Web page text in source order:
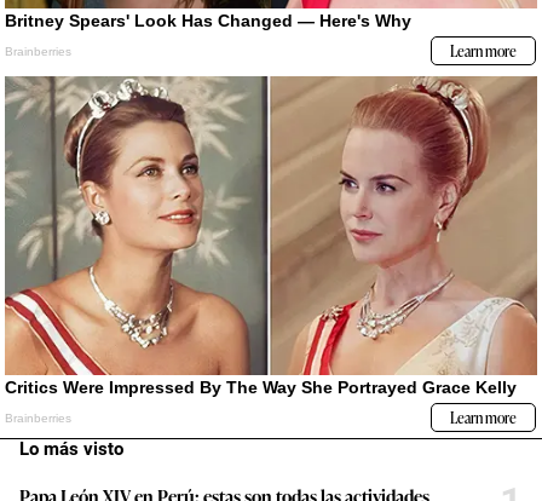
Lo más visto
Papa León XIV en Perú: estas son todas las actividades